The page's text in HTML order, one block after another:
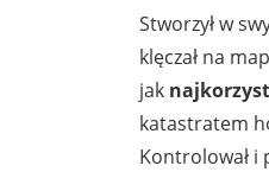
Stworzył w
klęczał na
jak
katastratem
Kontrolował